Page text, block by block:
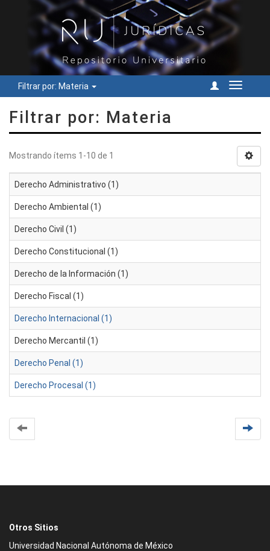
Filtrar por: Materia
Cambiar
Filtrar por: Materia
Mostrando ítems 1-10 de 1
Derecho Administrativo (1)
Derecho Ambiental (1)
Derecho Civil (1)
Derecho Constitucional (1)
Derecho de la Información (1)
Derecho Fiscal (1)
Derecho Internacional (1)
Derecho Mercantil (1)
Derecho Penal (1)
Derecho Procesal (1)
Otros Sitios
Universidad Nacional Autónoma de México